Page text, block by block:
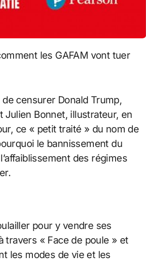
les GAFAM vont tuer
censurer Donald Trump,
Bonnet, illustrateur, en
ce « petit traité » du nom de
le bannissement du
des régimes
pour y vendre ses
travers « Face de poule » et
les modes de vie et les